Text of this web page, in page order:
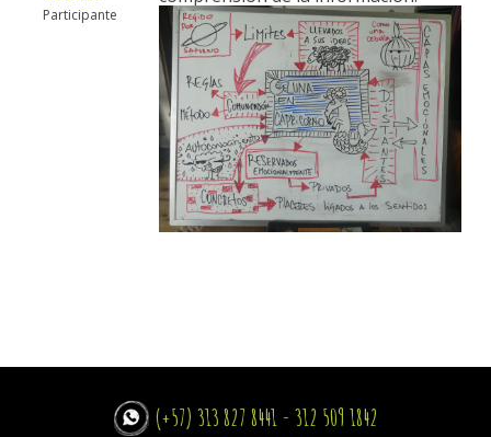
Participante
(+57) 313 827 8441 - 312 509 1842